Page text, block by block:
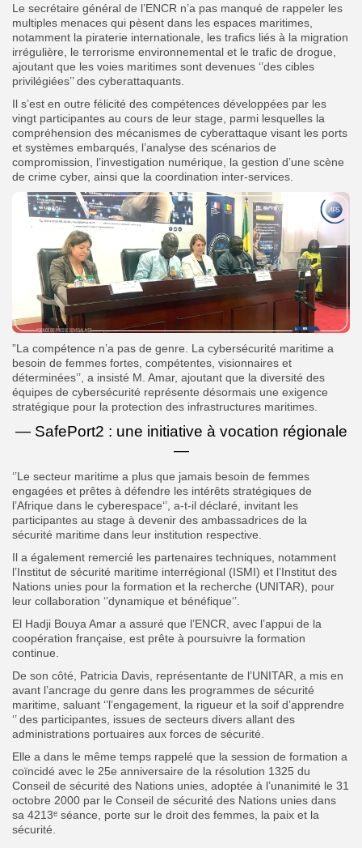
Le secrétaire général de l’ENCR n’a pas manqué de rappeler les
multiples menaces qui pèsent dans les espaces maritimes,
notamment la piraterie internationale, les trafics liés à la migration
irrégulière, le terrorisme environnemental et le trafic de drogue,
ajoutant que les voies maritimes sont devenues ‘’des cibles
privilégiées’’ des cyberattaquants.
Il s’est en outre félicité des compétences développées par les
vingt participantes au cours de leur stage, parmi lesquelles la
compréhension des mécanismes de cyberattaque visant les ports
et systèmes embarqués, l’analyse des scénarios de
compromission, l’investigation numérique, la gestion d’une scène
de crime cyber, ainsi que la coordination inter-services.
”La compétence n’a pas de genre. La cybersécurité maritime a
besoin de femmes fortes, compétentes, visionnaires et
déterminées’’, a insisté M. Amar, ajoutant que la diversité des
équipes de cybersécurité représente désormais une exigence
stratégique pour la protection des infrastructures maritimes.
— SafePort2 : une initiative à vocation régionale
—
‘’Le secteur maritime a plus que jamais besoin de femmes
engagées et prêtes à défendre les intérêts stratégiques de
l’Afrique dans le cyberespace‘’, a-t-il déclaré, invitant les
participantes au stage à devenir des ambassadrices de la
sécurité maritime dans leur institution respective.
Il a également remercié les partenaires techniques, notamment
l’Institut de sécurité maritime interrégional (ISMI) et l’Institut des
Nations unies pour la formation et la recherche (UNITAR), pour
leur collaboration ‘’dynamique et bénéfique‘’.
El Hadji Bouya Amar a assuré que l’ENCR, avec l’appui de la
coopération française, est prête à poursuivre la formation
continue.
De son côté, Patricia Davis, représentante de l’UNITAR, a mis en
avant l’ancrage du genre dans les programmes de sécurité
maritime, saluant ‘’l’engagement, la rigueur et la soif d’apprendre
‘’ des participantes, issues de secteurs divers allant des
administrations portuaires aux forces de sécurité.
Elle a dans le même temps rappelé que la session de formation a
coïncidé avec le 25e anniversaire de la résolution 1325 du
Conseil de sécurité des Nations unies, adoptée à l’unanimité le 31
octobre 2000 par le Conseil de sécurité des Nations unies dans
sa 4213ᵉ séance, porte sur le droit des femmes, la paix et la
sécurité.